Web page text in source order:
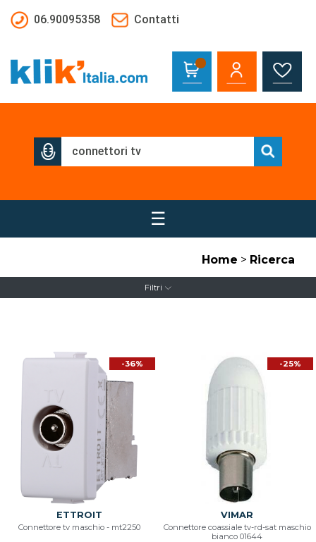
06.90095358
Contatti
☰
Home > Ricerca
Filtri
-36%
ETTROIT
Connettore tv maschio - mt2250
-25%
VIMAR
Connettore coassiale tv-rd-sat maschio
bianco 01644